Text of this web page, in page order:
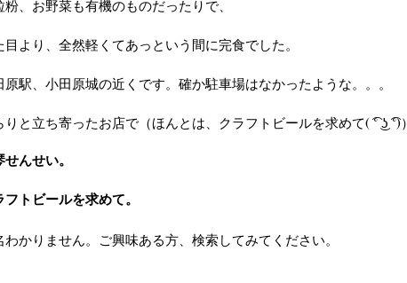
粉、お野菜も有機のものだったりで、
目より、全然軽くてあっという間に完食でした。
原駅、小田原城の近くです。確か駐車場はなかったような。。。
りと立ち寄ったお店で（ほんとは、クラフトビールを求めて( ͡° ͜ʖ ͡°)）
せんせい。
フトビールを求めて。
わかりません。ご興味ある方、検索してみてください。